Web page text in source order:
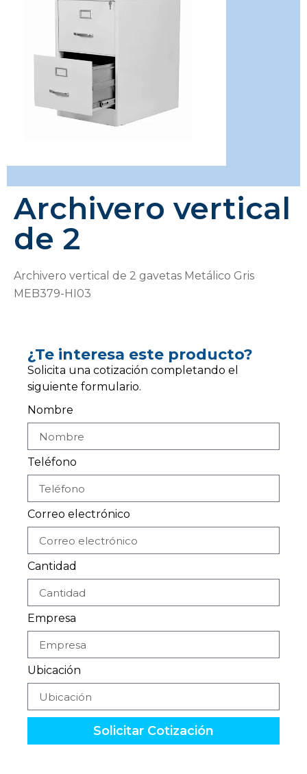
Archivero vertical
de 2
Archivero vertical de 2 gavetas Metálico Gris
MEB379-HI03
¿Te interesa este producto?
Solicita una cotización completando el
siguiente formulario.
Nombre
Teléfono
Correo electrónico
Cantidad
Empresa
Ubicación
Solicitar Cotización